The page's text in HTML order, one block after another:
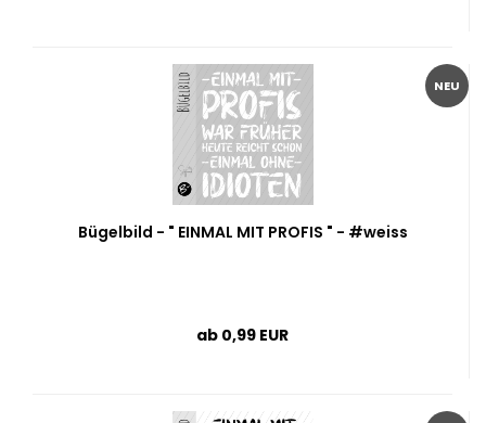
NEU
Bügelbild - " EINMAL MIT PROFIS " - #weiss
ab 0,99 EUR